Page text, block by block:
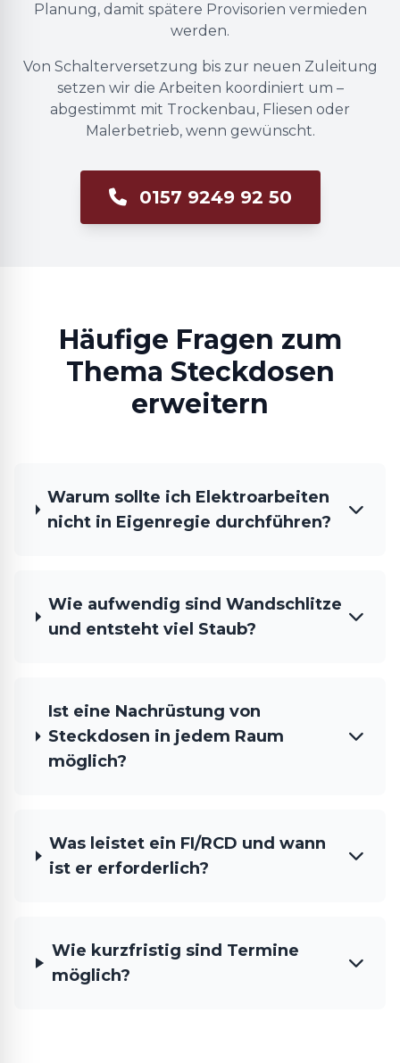
Planung, damit spätere Provisorien vermieden
werden.
Von Schalterversetzung bis zur neuen Zuleitung
setzen wir die Arbeiten koordiniert um –
abgestimmt mit Trockenbau, Fliesen oder
Malerbetrieb, wenn gewünscht.
0157 9249 92 50
Häufige Fragen zum
Thema Steckdosen
erweitern
Warum sollte ich Elektroarbeiten
nicht in Eigenregie durchführen?
Wie aufwendig sind Wandschlitze
und entsteht viel Staub?
Ist eine Nachrüstung von
Steckdosen in jedem Raum
möglich?
Was leistet ein FI/RCD und wann
ist er erforderlich?
Wie kurzfristig sind Termine
möglich?